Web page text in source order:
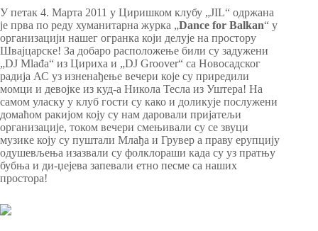
У петак 4. Марта 2011 у Циришком клубу „JIL“ одржана
је прва по реду хуманитарна журка „Dance for Balkan“ у
организацији нашег огранка који делује на простору
Швајцарске! За добаро расположење били су задужени
„DJ Mlađa“ из Цириха и „DJ Groover“ са Новосадског
радија АС уз изненађење вечери које су приредили
момци и девојке из куд-а Никола Тесла из Уштера! На
самом уласку у клуб гости су како и доликује послужени
домаћом ракијом коју су нам даровали пријатељи
организације, током вечери смењивали су се звуци
музике коју су пуштали Млађа и Грувер а праву ерупцију
одушевљења изазвали су фолклораши када су уз пратњу
бубња и ди-џејева запевали етно песме са наших
простора!